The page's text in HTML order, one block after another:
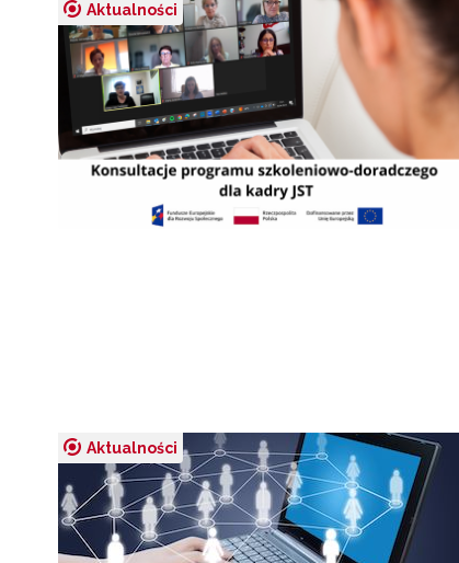
Aktualności
Aktualności
Newsletter ORE
Zapisz się i bądź na bieżąco z
o szkoleniach i programach.